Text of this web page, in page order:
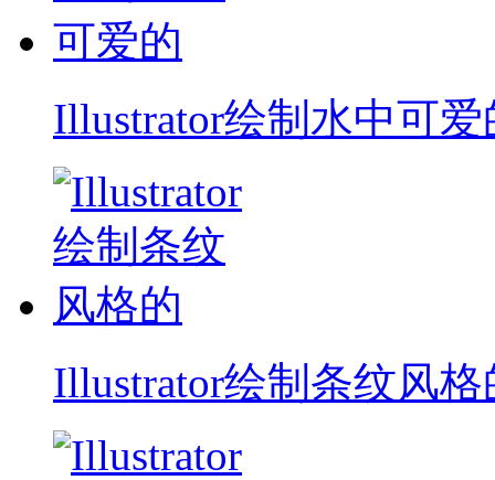
Illustrator绘制水中可爱
Illustrator绘制条纹风格